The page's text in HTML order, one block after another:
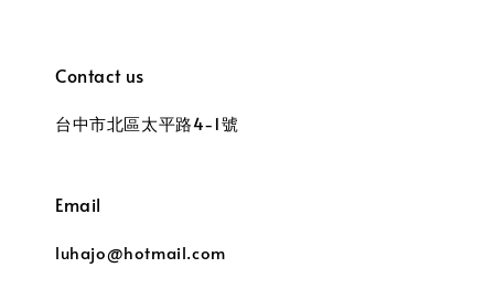
Contact us
台中市北區太平路4-1號
Email
luhajo@hotmail.com